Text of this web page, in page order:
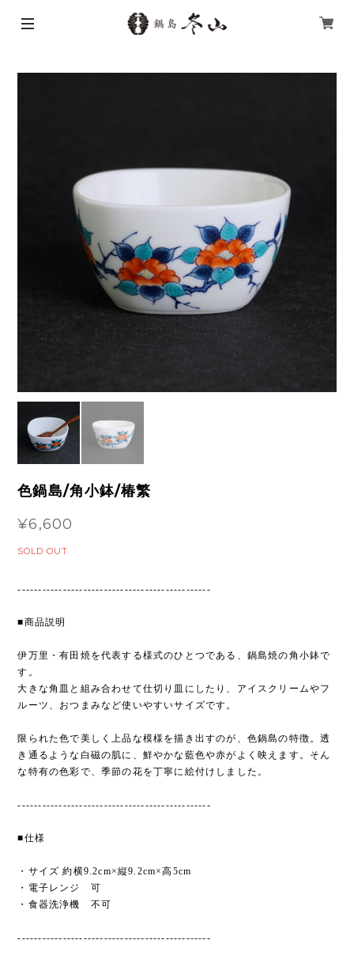
色鍋島/角小鉢/椿繁
¥6,600
SOLD OUT
-----------------------------------------------
■商品説明
伊万里・有田焼を代表する様式のひとつである、鍋島焼の角小鉢で
す。
大きな角皿と組み合わせて仕切り皿にしたり、アイスクリームやフ
ルーツ、おつまみなど使いやすいサイズです。
限られた色で美しく上品な模様を描き出すのが、色鍋島の特徴。透
き通るような白磁の肌に、鮮やかな藍色や赤がよく映えます。そん
な特有の色彩で、季節の花を丁寧に絵付けしました。
-----------------------------------------------
■仕様
・サイズ 約横9.2cm×縦9.2cm×高5cm
・電子レンジ 可
・食器洗浄機 不可
-----------------------------------------------